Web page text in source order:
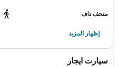
متحف داف
إظهار المزيد
سيارت ايجار